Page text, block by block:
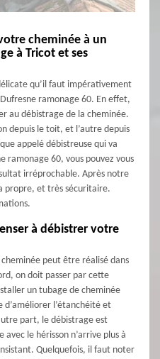
cheminée à un
à Tricot et ses
qu’il faut impérativement
ramonage 60. En effet,
au débistrage de la cheminée.
depuis le toit, et l’autre depuis
appelé débistreuse qui va
ramonage 60, vous pouvez vous
irréprochable. Après notre
propre, et très sécuritaire.
à débistrer votre
peut être réalisé dans
on doit passer par cette
un tubage de cheminée
d’améliorer l’étanchéité et
part, le débistrage est
le hérisson n’arrive plus à
Quelquefois, il faut noter